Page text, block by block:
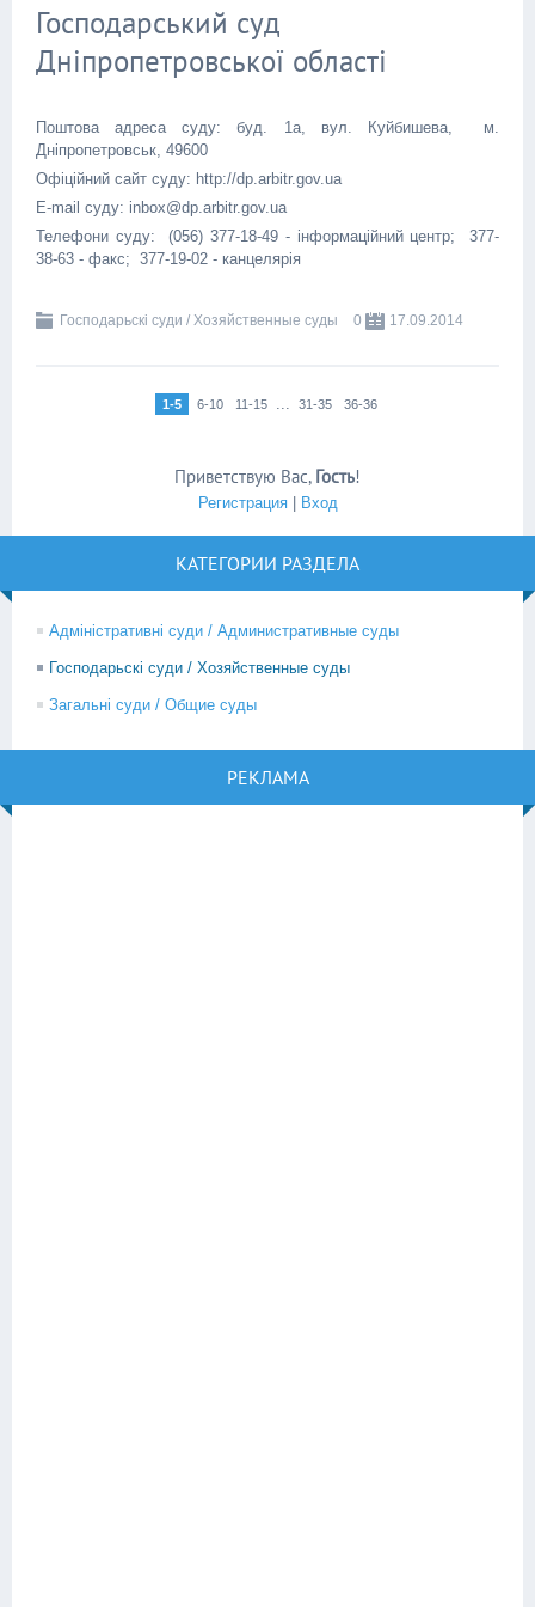
Господарський суд
Дніпропетровської області
Поштова адреса суду: буд. 1а, вул. Куйбишева, м.
Дніпропетровськ, 49600
Офіційний сайт суду: http://dp.arbitr.gov.ua
E-mail суду: inbox@dp.arbitr.gov.ua
Телефони суду: (056) 377-18-49 - інформаційний центр; 377-
38-63 - факс; 377-19-02 - канцелярія
Господарьскі суди / Хозяйственные суды 0 17.09.2014
1-5 6-10 11-15 ... 31-35 36-36
Приветствую Вас, Гость!
Регистрация| Вход
КАТЕГОРИИ РАЗДЕЛА
Адміністративні суди / Административные суды
Господарьскі суди / Хозяйственные суды
Загальні суди / Общие суды
РЕКЛАМА